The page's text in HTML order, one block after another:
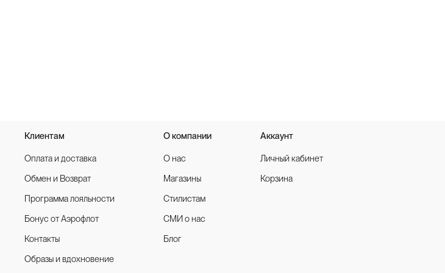
Клиентам
Оплата и доставка
Обмен и Возврат
Программа лояльности
Бонус от Аэрофлот
Контакты
Образы и вдохновение
О компании
О нас
Магазины
Стилистам
СМИ о нас
Блог
Аккаунт
Личный кабинет
Корзина